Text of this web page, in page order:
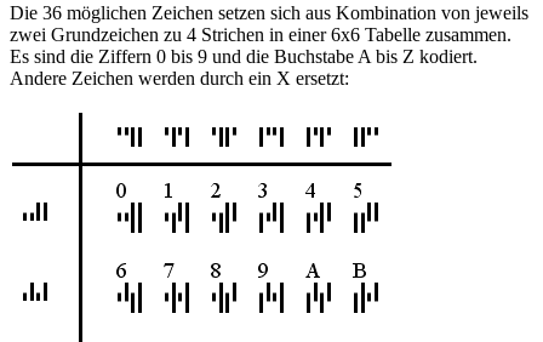
Die 36 möglichen Zeichen setzen sich aus Kombination von jeweils
zwei Grundzeichen zu 4 Strichen in einer 6x6 Tabelle zusammen.
Es sind die Ziffern 0 bis 9 und die Buchstabe A bis Z kodiert.
Andere Zeichen werden durch ein X ersetzt: